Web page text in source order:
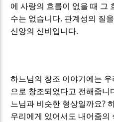
에 사랑의 흐름이 없을 때 그
수는 없습니다. 관계성의 질
신앙의 신비입니다.
하느님의 창조 이야기에는
으로 창조되었다고 전해줍니
느님과 비슷한 형상일까요?
우리에게 있어서도 내어줌의